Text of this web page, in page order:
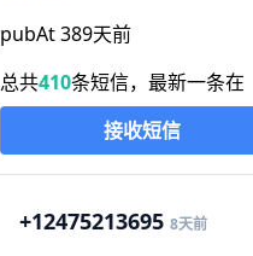
pubAt 389天前
总共410条短信，最新一条在
接收短信
+12475213695 8天前